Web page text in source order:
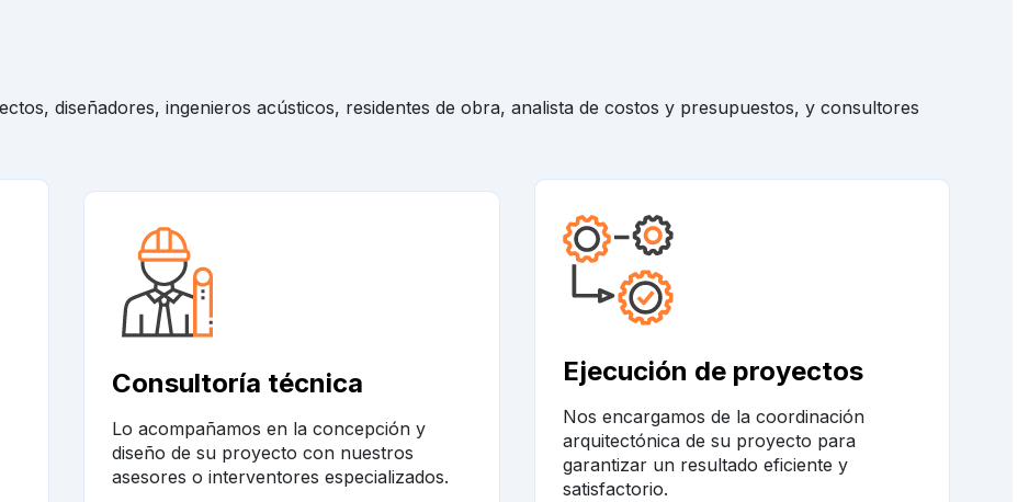
diseñadores, ingenieros acústicos, residentes de obra, analista de costos y presupuestos, y consultores
Consultoría técnica
Lo acompañamos en la concepción y
diseño de su proyecto con nuestros
asesores o interventores especializados.
Ejecución de proyectos
Nos encargamos de la coordinación
arquitectónica de su proyecto para
garantizar un resultado eficiente y
satisfactorio.